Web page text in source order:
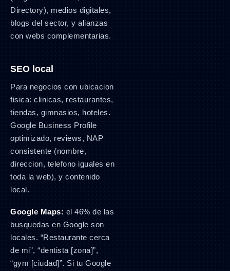
Directory), medios digitales,
blogs del sector, y alianzas
con webs complementarias.
SEO local
Para negocios con ubicacion
fisica: clinicas, restaurantes,
tiendas, gimnasios, hoteles.
Google Business Profile
optimizado, reviews, NAP
consistente (nombre,
direccion, telefono iguales en
toda la web), y contenido
local.
Google Maps: el 46% de las
busquedas en Google son
locales. “Restaurante cerca
de mi”, “dentista [zona]”,
“gym [ciudad]”. Si tu Google